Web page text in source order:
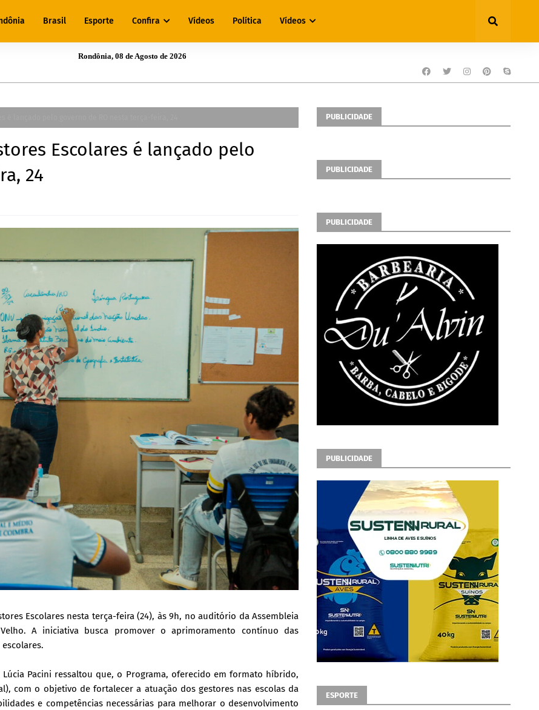
Brasil Esporte Confira Vídeos Política Vídeos
Rondônia, 08 de Agosto de 2026
Escolares é lançado pelo
24
Escolares nesta terça-feira (24), às 9h, no auditório da Assembleia
A iniciativa busca promover o aprimoramento contínuo das
Pacini ressaltou que, o Programa, oferecido em formato híbrido,
com o objetivo de fortalecer a atuação dos gestores nas escolas da
e competências necessárias para melhorar o desenvolvimento
PUBLICIDADE
PUBLICIDADE
PUBLICIDADE
PUBLICIDADE
ESPORTE